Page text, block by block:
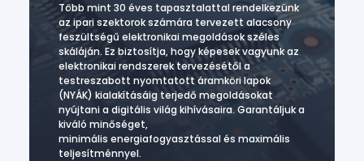
Több mint 30 éves tapasztalattal rendelkezünk
az ipari szektorok számára tervezett alacsony
feszültségű elektronikai megoldások széles
skáláján. Ez biztosítja, hogy képesek vagyunk az
elektronikai rendszerek tervezésétől a
testreszabott nyomtatott áramköri lapok
(NYÁK) kialakításáig terjedő megoldásokat
nyújtani a digitális világ kihívásaira. Garantáljuk a
kiváló minőséget,
minimális energiafogyasztással és maximális
teljesítménnyel.